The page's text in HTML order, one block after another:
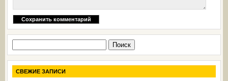
СВЕЖИЕ ЗАПИСИ